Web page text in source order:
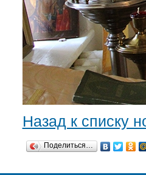
Назад к списку
Поделиться…